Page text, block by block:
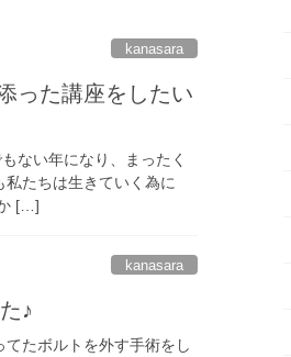
kanasara
った講座をしたい
ない年になり、まったく
たちは生きていく為に
[…]
kanasara
♪
たボルトを外す手術をし